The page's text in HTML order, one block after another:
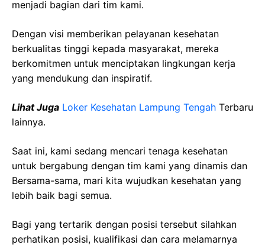
menjadi bagian dari tim kami.
Dengan visi memberikan pelayanan kesehatan
berkualitas tinggi kepada masyarakat, mereka
berkomitmen untuk menciptakan lingkungan kerja
yang mendukung dan inspiratif.
Lihat Juga Loker Kesehatan Lampung Tengah Terbaru
lainnya.
Saat ini, kami sedang mencari tenaga kesehatan
untuk bergabung dengan tim kami yang dinamis dan
Bersama-sama, mari kita wujudkan kesehatan yang
lebih baik bagi semua.
Bagi yang tertarik dengan posisi tersebut silahkan
perhatikan posisi, kualifikasi dan cara melamarnya